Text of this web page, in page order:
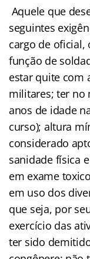
Aquele que
seguintes
cargo de oficial,
função de
estar quite com
militares; ter no
anos de idade
curso); altura
considerado
sanidade física
em exame
em uso dos
que seja, por
exercício das
ter sido